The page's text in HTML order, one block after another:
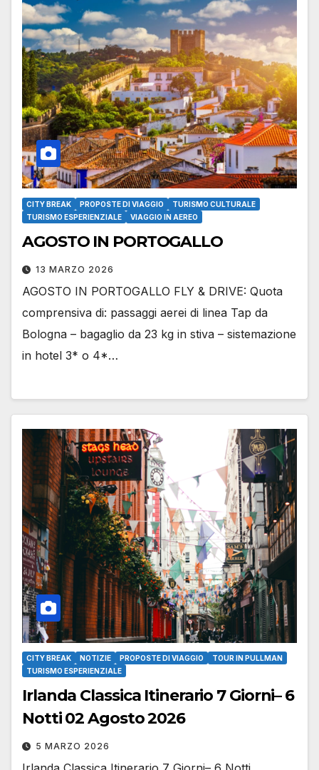
CITY BREAK PROPOSTE DI VIAGGIO
TURISMO CULTURALE
TURISMO ESPERIENZIALE
VIAGGIO IN AEREO
AGOSTO IN PORTOGALLO
13 MARZO 2026
AGOSTO IN PORTOGALLO FLY & DRIVE: Quota
comprensiva di: passaggi aerei di linea Tap da
Bologna – bagaglio da 23 kg in stiva – sistemazione
in hotel 3* o 4*…
CITY BREAK NOTIZIE PROPOSTE DI VIAGGIO
TOUR IN PULLMAN
TURISMO ESPERIENZIALE
Irlanda Classica Itinerario 7 Giorni– 6
Notti 02 Agosto 2026
5 MARZO 2026